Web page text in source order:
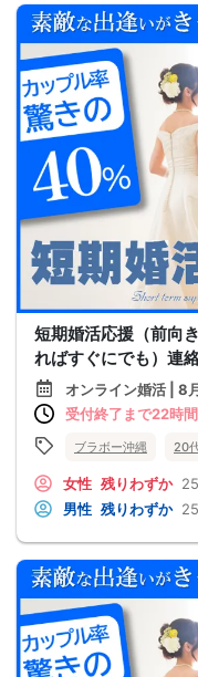
短期婚活応援（前向
ればすぐにでも）連
オンライン婚活 | 8
受付終了まで22時間
ブラボー沖縄 20
女性 残りわずか
男性 残りわずか